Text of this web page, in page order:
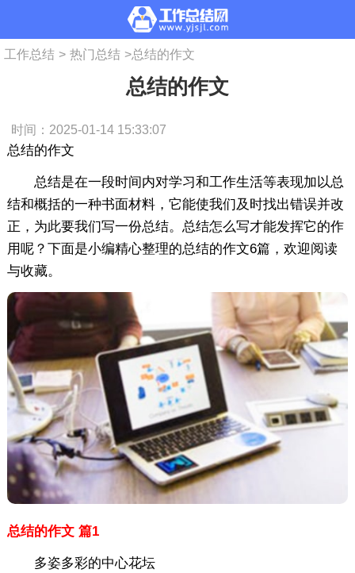
工作总结 > 热门总结 >总结的作文
总结的作文
时间：2025-01-14 15:33:07
总结的作文
总结是在一段时间内对学习和工作生活等表现加以总
结和概括的一种书面材料，它能使我们及时找出错误并改
正，为此要我们写一份总结。总结怎么写才能发挥它的作
用呢？下面是小编精心整理的总结的作文6篇，欢迎阅读
与收藏。
总结的作文 篇1
多姿多彩的中心花坛